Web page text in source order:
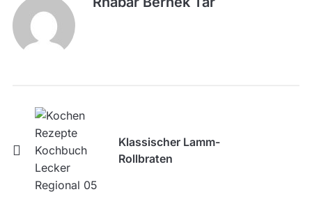
Klassischer Lamm-
Rollbraten